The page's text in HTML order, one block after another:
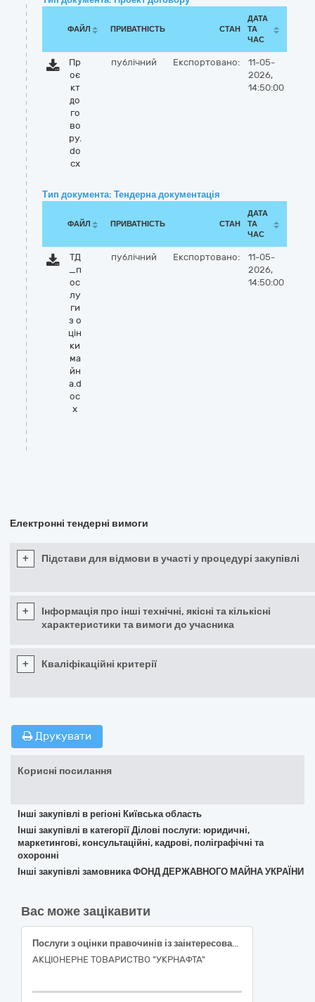
ФАЙЛ ПРИВАТНІСТЬ СТАН
ДАТА
ТА
ЧАС
Пр
оє
кт
до
го
во
ру.
do
cx
публічний Експортовано:
11-05-
2026,
14:50:00
Тип документа: Тендерна документація
ФАЙЛ ПРИВАТНІСТЬ СТАН
ДАТА
ТА
ЧАС
ТД
_п
ос
лу
ги
з о
цін
ки
ма
йн
а.d
oc
x
публічний Експортовано:
11-05-
2026,
14:50:00
Електронні тендерні вимоги
+ Підстави для відмови в участі у процедурі закупівлі
+
Інформація про інші технічні, якісні та кількісні
характеристики та вимоги до учасника
+ Кваліфікаційні критерії
Друкувати
Корисні посилання
Інші закупівлі в регіоні Київська область
Інші закупівлі в категорії Ділові послуги: юридичні,
маркетингові, консультаційні, кадрові, поліграфічні та
охоронні
Інші закупівлі замовника ФОНД ДЕРЖАВНОГО МАЙНА УКРАЇНИ
Вас може зацікавити
Послуги з оцінки правочинів із заінтересованістю, на відповідність їх умов звичайним ринковим умовам
АКЦІОНЕРНЕ ТОВАРИСТВО "УКPНAФТА"